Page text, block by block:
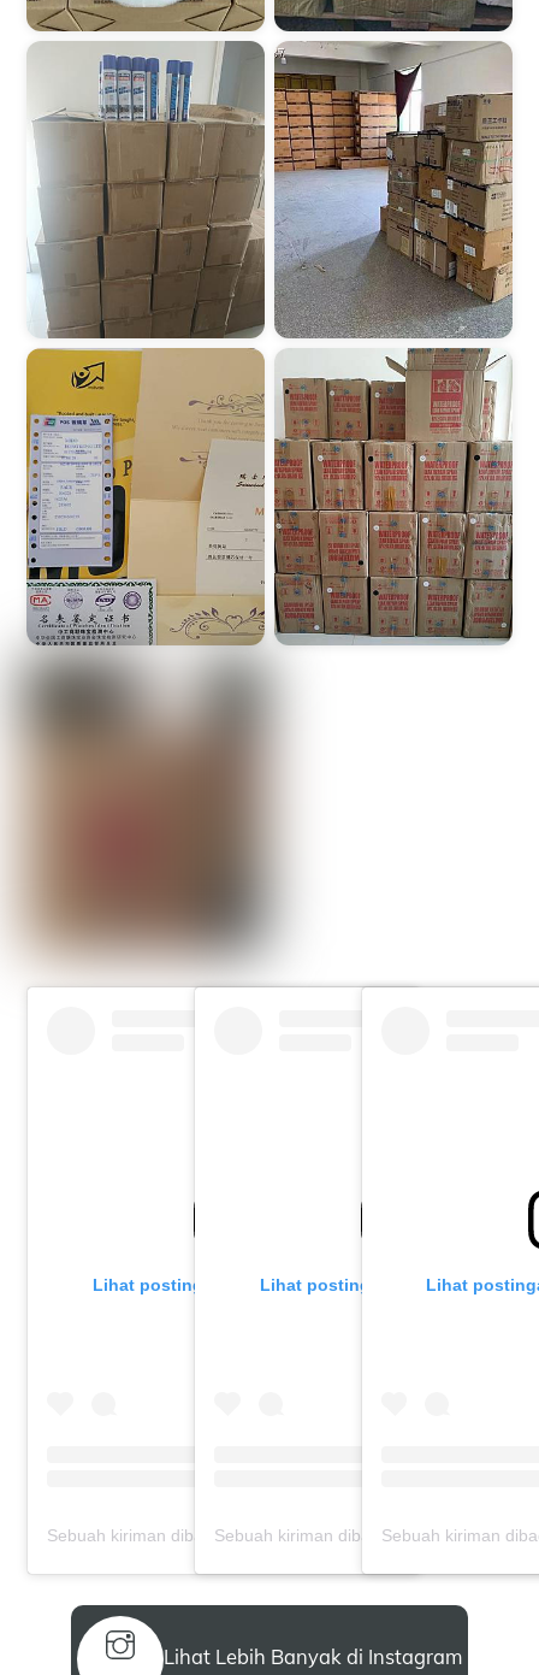
Lihat postingan ini di Instagram
Sebuah kiriman dibagikan oleh PT Kasih Karunia Cargo "Delivering Your Dream" (@ptkasihkaruniacargo)
Lihat postingan ini di Instagram
Lihat
Lihat Lebih Banyak di Instagram